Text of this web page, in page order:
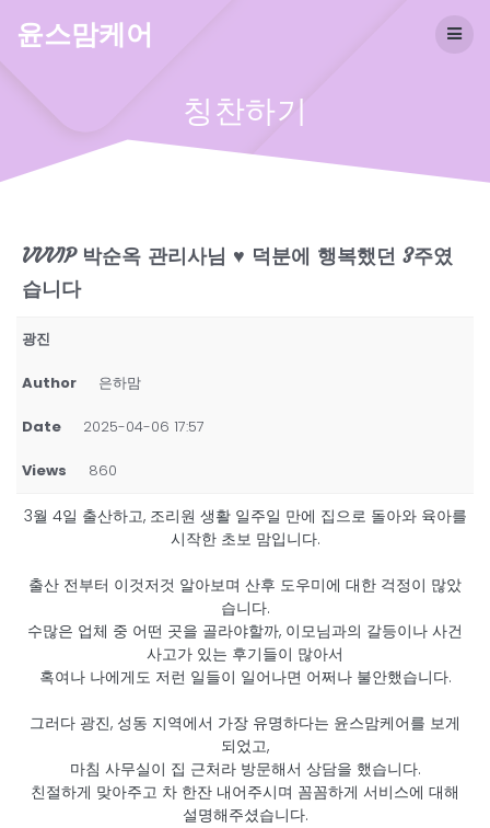
윤스맘케어
칭찬하기
VVVIP 박순옥 관리사님 ♥ 덕분에 행복했던 3주였
습니다
광진
Author 은하맘
Date 2025-04-06 17:57
Views 860
3월 4일 출산하고, 조리원 생활 일주일 만에 집으로 돌아와 육아를
시작한 초보 맘입니다.
출산 전부터 이것저것 알아보며 산후 도우미에 대한 걱정이 많았
습니다.
수많은 업체 중 어떤 곳을 골라야할까, 이모님과의 갈등이나 사건
사고가 있는 후기들이 많아서
혹여나 나에게도 저런 일들이 일어나면 어쩌나 불안했습니다.
그러다 광진, 성동 지역에서 가장 유명하다는 윤스맘케어를 보게
되었고,
마침 사무실이 집 근처라 방문해서 상담을 했습니다.
친절하게 맞아주고 차 한잔 내어주시며 꼼꼼하게 서비스에 대해
설명해주셨습니다.